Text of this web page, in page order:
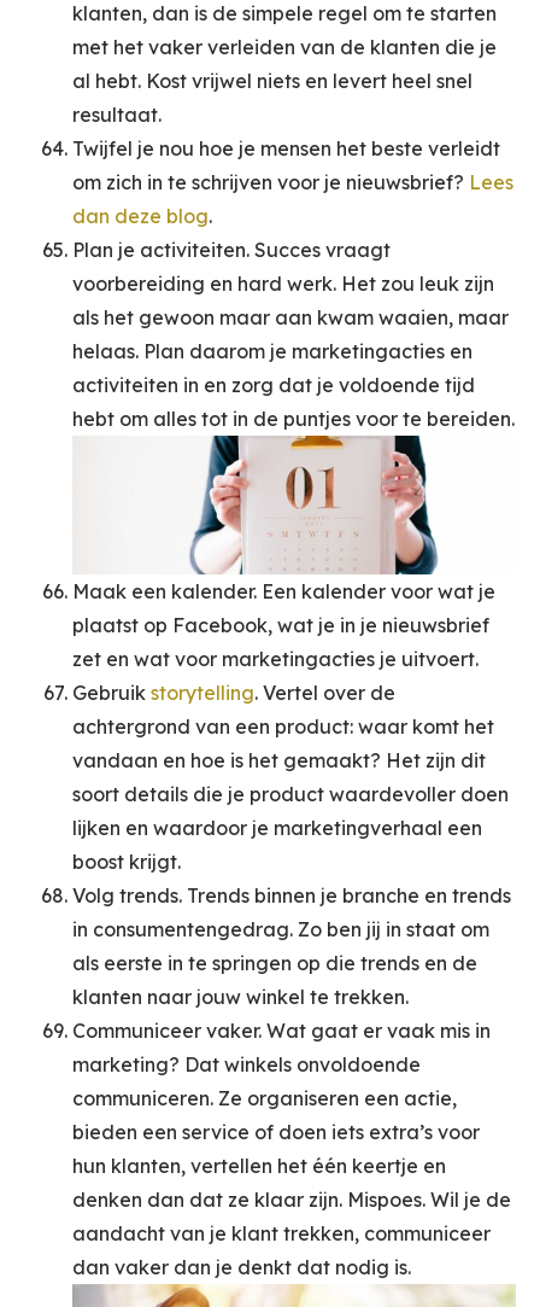
klanten, dan is de simpele regel om te starten
met het vaker verleiden van de klanten die je
al hebt. Kost vrijwel niets en levert heel snel
resultaat.
Twijfel je nou hoe je mensen het beste verleidt
om zich in te schrijven voor je nieuwsbrief? Lees
dan deze blog.
Plan je activiteiten. Succes vraagt
voorbereiding en hard werk. Het zou leuk zijn
als het gewoon maar aan kwam waaien, maar
helaas. Plan daarom je marketingacties en
activiteiten in en zorg dat je voldoende tijd
hebt om alles tot in de puntjes voor te bereiden.
Maak een kalender. Een kalender voor wat je
plaatst op Facebook, wat je in je nieuwsbrief
zet en wat voor marketingacties je uitvoert.
Gebruik storytelling. Vertel over de
achtergrond van een product: waar komt het
vandaan en hoe is het gemaakt? Het zijn dit
soort details die je product waardevoller doen
lijken en waardoor je marketingverhaal een
boost krijgt.
Volg trends. Trends binnen je branche en trends
in consumentengedrag. Zo ben jij in staat om
als eerste in te springen op die trends en de
klanten naar jouw winkel te trekken.
Communiceer vaker. Wat gaat er vaak mis in
marketing? Dat winkels onvoldoende
communiceren. Ze organiseren een actie,
bieden een service of doen iets extra’s voor
hun klanten, vertellen het één keertje en
denken dan dat ze klaar zijn. Mispoes. Wil je de
aandacht van je klant trekken, communiceer
dan vaker dan je denkt dat nodig is.